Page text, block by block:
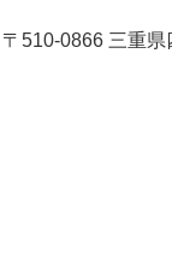
〒510-0866 三重